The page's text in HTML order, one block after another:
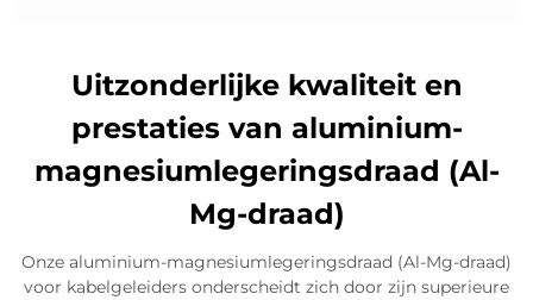
Uitzonderlijke kwaliteit en
prestaties van aluminium-
magnesiumlegeringsdraad (Al-
Mg-draad)
Onze aluminium-magnesiumlegeringsdraad (Al-Mg-draad)
voor kabelgeleiders onderscheidt zich door zijn superieure